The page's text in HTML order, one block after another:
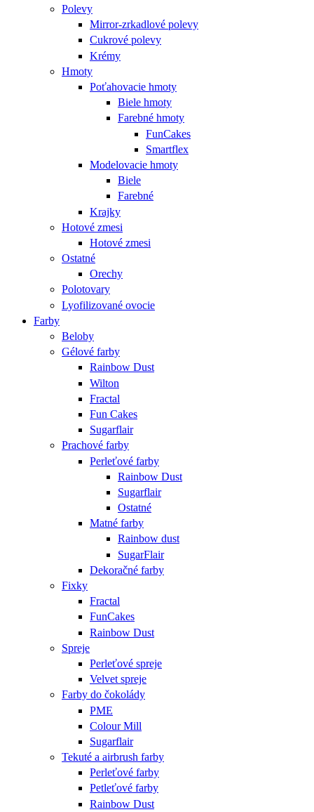
Polevy
Mirror-zrkadlové polevy
Cukrové polevy
Krémy
Hmoty
Poťahovacie hmoty
Biele hmoty
Farebné hmoty
FunCakes
Smartflex
Modelovacie hmoty
Biele
Farebné
Krajky
Hotové zmesi
Hotové zmesi
Ostatné
Orechy
Polotovary
Lyofilizované ovocie
Farby
Beloby
Gélové farby
Rainbow Dust
Wilton
Fractal
Fun Cakes
Sugarflair
Prachové farby
Perleťové farby
Rainbow Dust
Sugarflair
Ostatné
Matné farby
Rainbow dust
SugarFlair
Dekoračné farby
Fixky
Fractal
FunCakes
Rainbow Dust
Spreje
Perleťové spreje
Velvet spreje
Farby do čokolády
PME
Colour Mill
Sugarflair
Tekuté a airbrush farby
Perleťové farby
Petleťové farby
Rainbow Dust